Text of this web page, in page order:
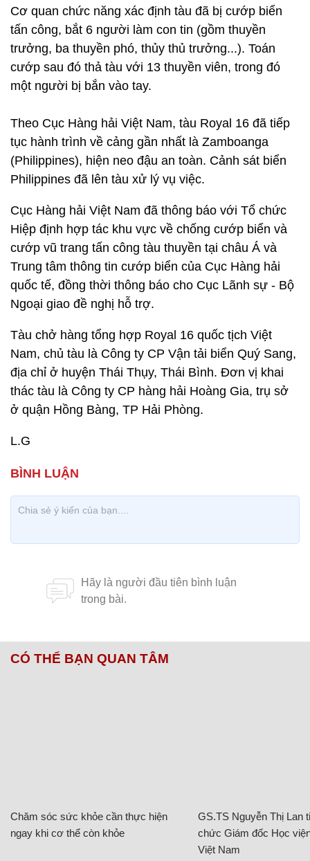
Cơ quan chức năng xác định tàu đã bị cướp biển
tấn công, bắt 6 người làm con tin (gồm thuyền
trưởng, ba thuyền phó, thủy thủ trưởng...). Toán
cướp sau đó thả tàu với 13 thuyền viên, trong đó
một người bị bắn vào tay.
Theo Cục Hàng hải Việt Nam, tàu Royal 16 đã tiếp
tục hành trình về cảng gần nhất là Zamboanga
(Philippines), hiện neo đậu an toàn. Cảnh sát biển
Philippines đã lên tàu xử lý vụ việc.
Cục Hàng hải Việt Nam đã thông báo với Tổ chức
Hiệp định hợp tác khu vực về chống cướp biển và
cướp vũ trang tấn công tàu thuyền tại châu Á và
Trung tâm thông tin cướp biển của Cục Hàng hải
quốc tế, đồng thời thông báo cho Cục Lãnh sự - Bộ
Ngoại giao đề nghị hỗ trợ.
Tàu chở hàng tổng hợp Royal 16 quốc tịch Việt
Nam, chủ tàu là Công ty CP Vận tải biển Quý Sang,
địa chỉ ở huyện Thái Thụy, Thái Bình. Đơn vị khai
thác tàu là Công ty CP hàng hải Hoàng Gia, trụ sở
ở quận Hồng Bàng, TP Hải Phòng.
L.G
CÓ THỂ BẠN QUAN TÂM
Chăm sóc sức khỏe cần thực hiện
ngay khi cơ thể còn khỏe
GS.TS Nguyễn Thị Lan
chức Giám đốc Học
Việt Nam